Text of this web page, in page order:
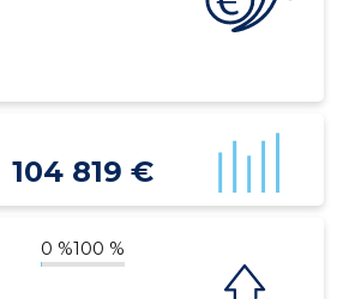
104 819 €
0 %100 %